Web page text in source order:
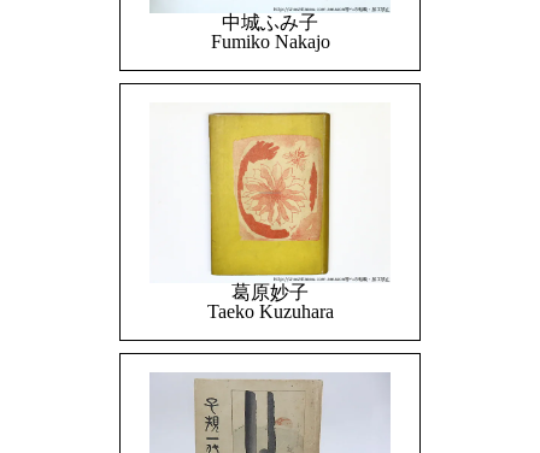
中城ふみ子
Fumiko Nakajo
葛原妙子
Taeko Kuzuhara